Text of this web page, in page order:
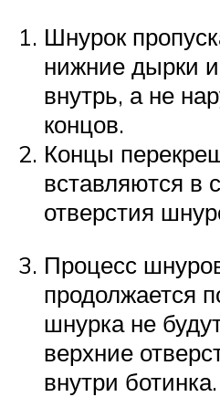
Шнурок
нижние дырки
внутрь, а не
концов.
Концы
вставляются в
отверстия
Процесс
продолжается
шнурка не
верхние
внутри ботинка.